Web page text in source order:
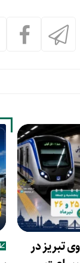
تبریز در